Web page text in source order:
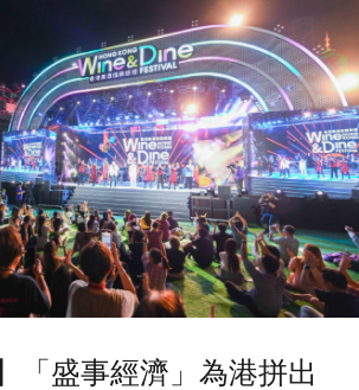
「盛事經濟」為港拼出